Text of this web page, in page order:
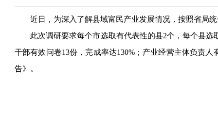
近日，为深入了解县域富民产业发展情况，按照省局
此次调研要求每个市选取有代表性的县2个，每个县选
干部有效问卷13份，完成率达130%；产业经营主体负责
告》。